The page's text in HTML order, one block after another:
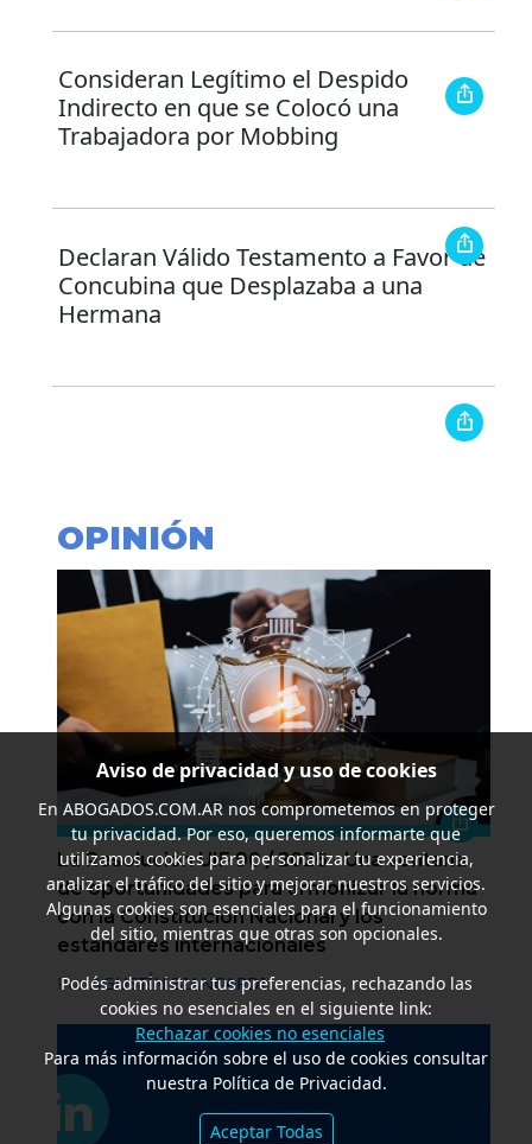
Consideran Legítimo el Despido
Indirecto en que se Colocó una
Trabajadora por Mobbing
Declaran Válido Testamento a Favor de
Concubina que Desplazaba a una
Hermana
OPINIÓN
La Resolución UIF 90 / 2026 - Una ventana
de oportunidades para armonizar la norma
con la Constitución Nacional y los
estándares internacionales
PorAGUSTÍN BIANCARDI
Aviso de privacidad y uso de cookies
En ABOGADOS.COM.ARnos comprometemos en proteger
tu privacidad. Por eso, queremos informarte que
utilizamos cookies para personalizar tu experiencia,
analizar el tráfico del sitio y mejorar nuestros servicios.
Algunas cookies son esenciales para el funcionamiento
del sitio, mientras que otras son opcionales.
Podés administrar tus preferencias, rechazando las
cookies no esenciales en el siguiente link:
Rechazar cookies no esenciales
Para más información sobre el uso de cookies consultar
nuestra Política de Privacidad.
Aceptar Todas